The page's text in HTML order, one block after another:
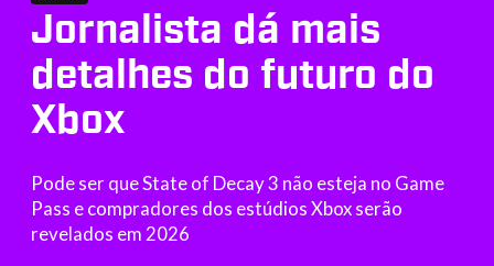
Jornalista dá mais
detalhes do futuro do
Xbox
Pode ser que State of Decay 3 não esteja no Game
Pass e compradores dos estúdios Xbox serão
revelados em 2026